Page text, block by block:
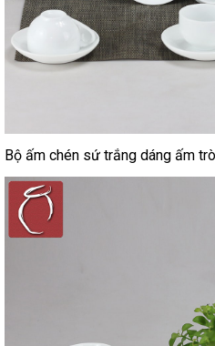
Bộ ấm chén sứ trắng dáng ấm